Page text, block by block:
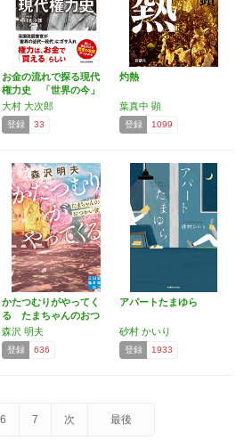
お金の流れで探る現代
権力史 「世界の今」
が驚…
大村 大次郎
登録 33
灼熱
葉真中 顕
登録 1099
かたつむりがやってく
る たまちゃんのおつ
かい…
森沢 明夫
登録 636
アパートたまゆら
砂村 かいり
登録 1933
6 7 次 最後